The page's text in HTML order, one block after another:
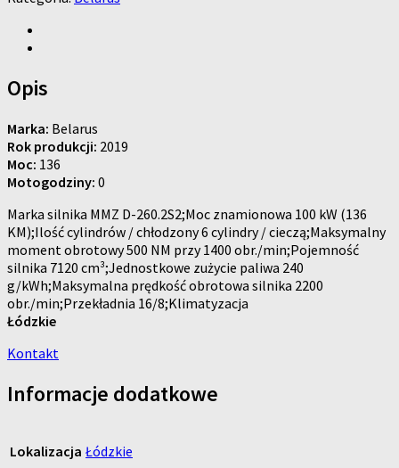
Opis
Marka: Belarus
Rok produkcji: 2019
Moc: 136
Motogodziny: 0
Marka silnika MMZ D-260.2S2;Moc znamionowa 100 kW (136
KM);Ilość cylindrów / chłodzony 6 cylindry / cieczą;Maksymalny
moment obrotowy 500 NM przy 1400 obr./min;Pojemność
silnika 7120 cm³;Jednostkowe zużycie paliwa 240
g/kWh;Maksymalna prędkość obrotowa silnika 2200
obr./min;Przekładnia 16/8;Klimatyzacja
Łódzkie
Kontakt
Informacje dodatkowe
Lokalizacja Łódzkie